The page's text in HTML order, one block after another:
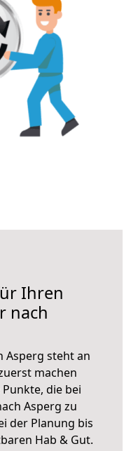
Ihren
nach
Asperg steht an
machen
die bei
Asperg zu
der Planung bis
Hab & Gut.